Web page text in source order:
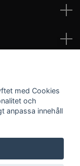
med Cookies
och
anpassa innehåll